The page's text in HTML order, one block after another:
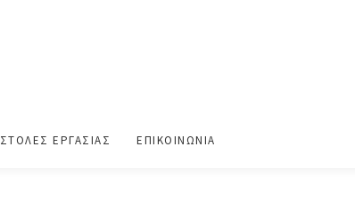
ΣΤΟΛΕΣ ΕΡΓΑΣΙΑΣ ΕΠΙΚΟΙΝΩΝΙΑ